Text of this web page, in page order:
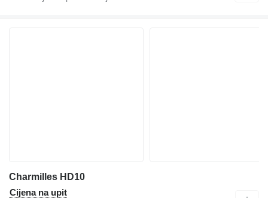
Charmilles HD10
Cijena na upit